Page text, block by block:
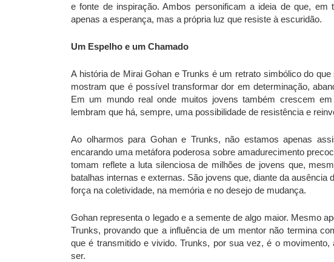
e fonte de inspiração. Ambos personificam a ideia de que,
apenas a esperança, mas a própria luz que resiste à escuridão.
Um Espelho e um Chamado
A história de Mirai Gohan e Trunks é um retrato simbólico do
mostram que é possível transformar dor em determinação,
Em um mundo real onde muitos jovens também crescem
lembram que há, sempre, uma possibilidade de resistência e
Ao olharmos para Gohan e Trunks, não estamos apenas
encarando uma metáfora poderosa sobre amadurecimento
tomam reflete a luta silenciosa de milhões de jovens que,
batalhas internas e externas. São jovens que, diante da ausência
força na coletividade, na memória e no desejo de mudança.
Gohan representa o legado e a semente de algo maior. Mesmo
Trunks, provando que a influência de um mentor não termina
que é transmitido e vivido. Trunks, por sua vez, é o
ser.